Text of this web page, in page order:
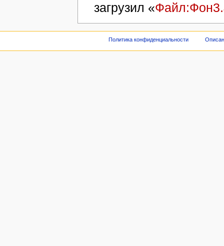
загрузил «
Политика конфиденциальности